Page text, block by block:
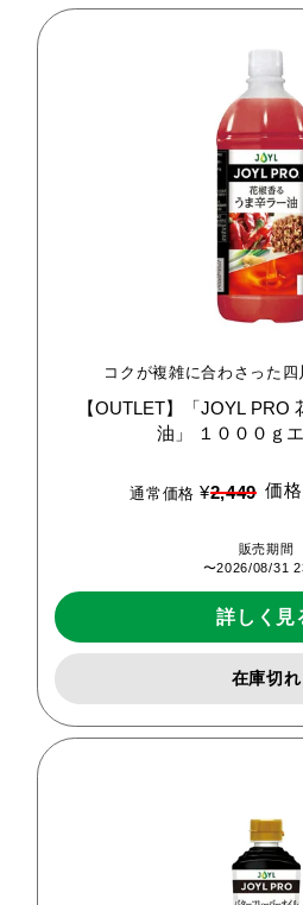
コクが複雑に合わさった四
【OUTLET】「JOYL PRO
油」
１０００ｇ
通常価格 ¥2,449 価格
販売期間
〜2026/08/31
詳しく見
在庫切れ